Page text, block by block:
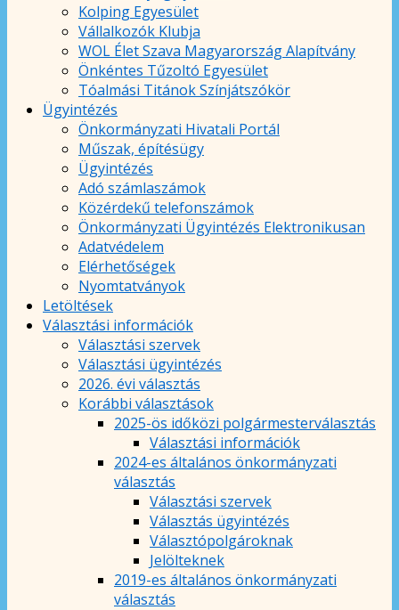
Kolping Egyesület
Vállalkozók Klubja
WOL Élet Szava Magyarország Alapítvány
Önkéntes Tűzoltó Egyesület
Tóalmási Titánok Színjátszókör
Ügyintézés
Önkormányzati Hivatali Portál
Műszak, építésügy
Ügyintézés
Adó számlaszámok
Közérdekű telefonszámok
Önkormányzati Ügyintézés Elektronikusan
Adatvédelem
Elérhetőségek
Nyomtatványok
Letöltések
Választási információk
Választási szervek
Választási ügyintézés
2026. évi választás
Korábbi választások
2025-ös időközi polgármesterválasztás
Választási információk
2024-es általános önkormányzati
választás
Választási szervek
Választás ügyintézés
Választópolgároknak
Jelölteknek
2019-es általános önkormányzati
választás